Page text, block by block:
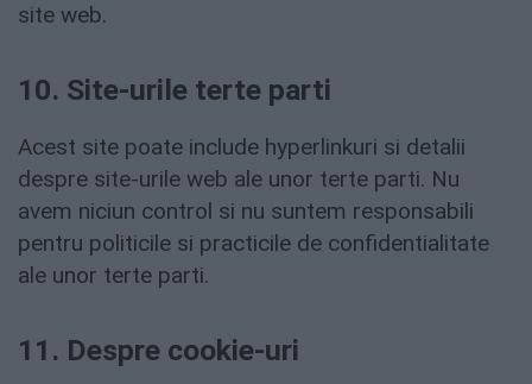
site web.
10. Site-urile terte parti
Acest site poate include hyperlinkuri si detalii
despre site-urile web ale unor terte parti. Nu
avem niciun control si nu suntem responsabili
pentru politicile si practicile de confidentialitate
ale unor terte parti.
11. Despre cookie-uri